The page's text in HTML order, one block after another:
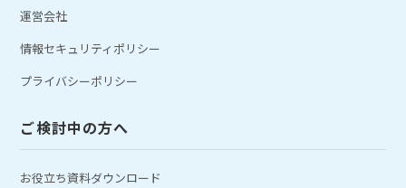
運営会社
情報セキュリティポリシー
プライバシーポリシー
ご検討中の方へ
お役立ち資料ダウンロード